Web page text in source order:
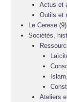
Actus et
Outils et
Le Cerese (9)
Sociétés,
Ateliers